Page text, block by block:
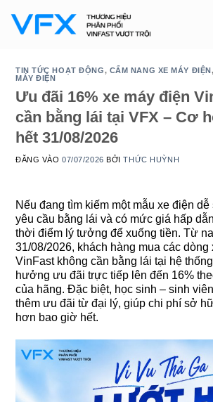
qua
TIN TỨC HOẠT ĐỘNG, CẨM NANG XE MÁY ĐIỆN,
MÁY ĐIỆN
Ưu đãi 16% xe máy điện
cần bằng lái tại VFX – Cơ
hết 31/08/2026
ĐĂNG VÀO07/07/2026 BỞITHỨC HUỲNH
Nếu đang tìm kiếm một mẫu xe điện
yêu cầu bằng lái và có mức giá hấp
thời điểm lý tưởng để xuống tiền. Từ
31/08/2026, khách hàng mua các dòng
VinFast không cần bằng lái tại hệ
hưởng ưu đãi trực tiếp lên đến 16%
của hãng. Đặc biệt, học sinh – sinh
thêm ưu đãi từ đại lý, giúp chi phí sở
hơn bao giờ hết.